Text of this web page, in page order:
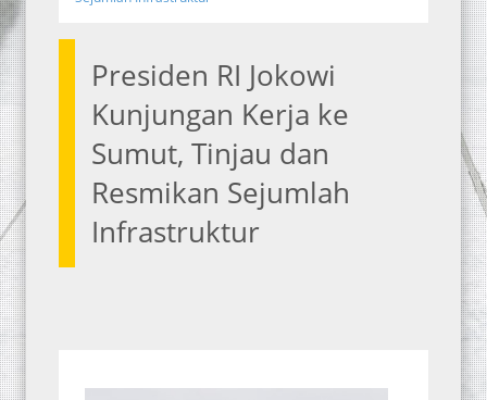
Presiden RI Jokowi
Kunjungan Kerja ke
Sumut, Tinjau dan
Resmikan Sejumlah
Infrastruktur